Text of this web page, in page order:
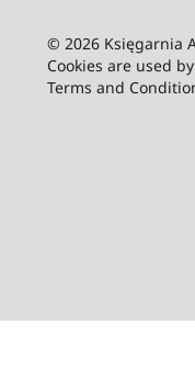
© 2026 Księgarnia
Cookies are used
Terms and